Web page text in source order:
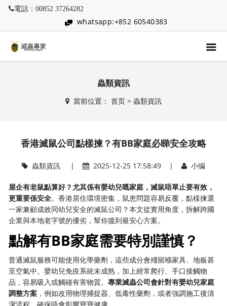
電話：00852 37264282
whatsapp:+852 60540383
蟲類資訊
當前位置： 首页> 蟲類資訊
香港滅鼠公司點樣揀？有BB家庭必睇安全攻略
蟲類資訊| 2025-12-25 17:58:49 | 小编
屋企有老鼠點算好？尤其係有嬰幼兒嘅家庭，滅鼠唔單止要有效，
更重要係安全。香港居住環境密集，鼠患問題容易反覆，點樣揀選
一家兼顧成效同幼兒安全的滅鼠公司？本文從實用角度，拆解跨國
企業與本地老字號的優劣，幫你搵到最安心方案。
點解有BB家庭需要特別謹慎？
普通滅鼠服務可能使用化學藥劑，這些成分會殘留喺家具、地板甚
至空氣中。嬰幼兒免疫系統未成熟，加上經常爬行、手口接觸物
品，容易吸入或觸碰有害物質。專業滅蟲公司會針對有嬰幼兒家庭
調整方案 ，例如改用物理捕捉器、低毒性藥劑，或者強調施工後清